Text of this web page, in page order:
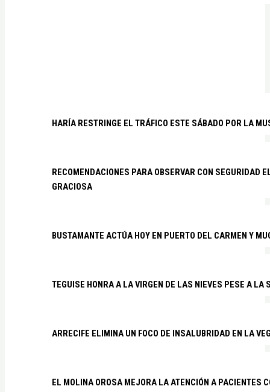
HARÍA RESTRINGE EL TRÁFICO ESTE SÁBADO POR LA
RECOMENDACIONES PARA OBSERVAR CON SEGURIDAD
GRACIOSA
BUSTAMANTE ACTÚA HOY EN PUERTO DEL CARMEN Y
TEGUISE HONRA A LA VIRGEN DE LAS NIEVES PESE A LA
ARRECIFE ELIMINA UN FOCO DE INSALUBRIDAD EN LA
EL MOLINA OROSA MEJORA LA ATENCIÓN A PACIENTES